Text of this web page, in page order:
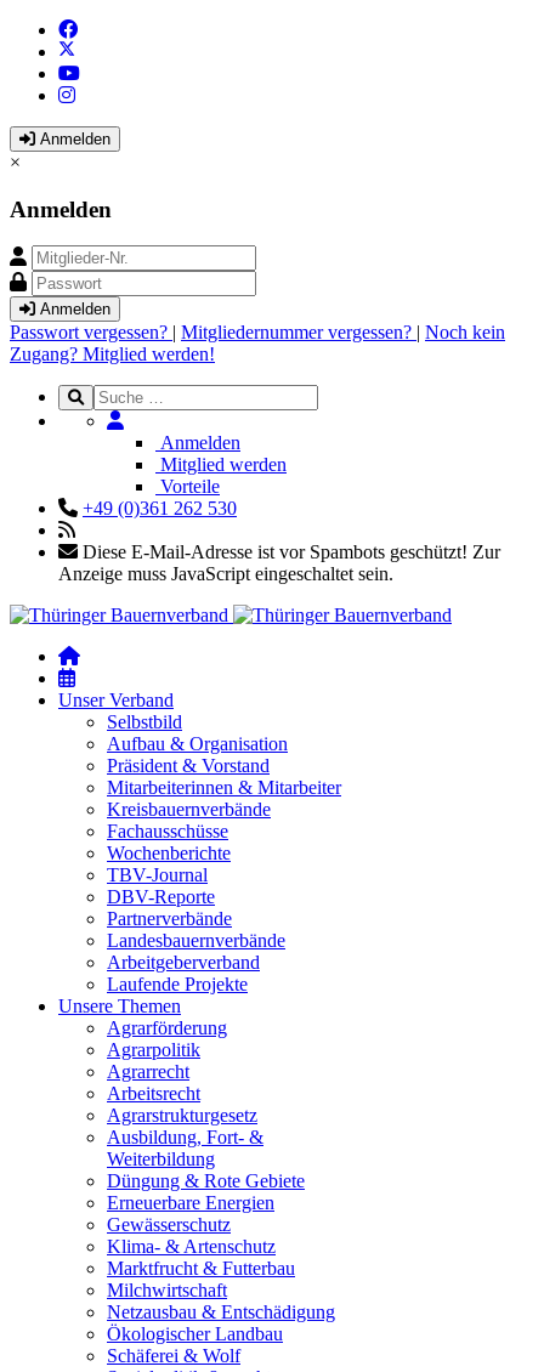
Anmelden
×
Anmelden
Anmelden
Passwort vergessen? | Mitgliedernummer vergessen? | Noch kein
Zugang? Mitglied werden!
Anmelden
Mitglied werden
Vorteile
+49 (0)361 262 530
Diese E-Mail-Adresse ist vor Spambots geschützt! Zur
Anzeige muss JavaScript eingeschaltet sein.
Unser Verband
Selbstbild
Aufbau & Organisation
Präsident & Vorstand
Mitarbeiterinnen & Mitarbeiter
Kreisbauernverbände
Fachausschüsse
Wochenberichte
TBV-Journal
DBV-Reporte
Partnerverbände
Landesbauernverbände
Arbeitgeberverband
Laufende Projekte
Unsere Themen
Agrarförderung
Agrarpolitik
Agrarrecht
Arbeitsrecht
Agrarstrukturgesetz
Ausbildung, Fort- &
Weiterbildung
Düngung & Rote Gebiete
Erneuerbare Energien
Gewässerschutz
Klima- & Artenschutz
Marktfrucht & Futterbau
Milchwirtschaft
Netzausbau & Entschädigung
Ökologischer Landbau
Schäferei & Wolf